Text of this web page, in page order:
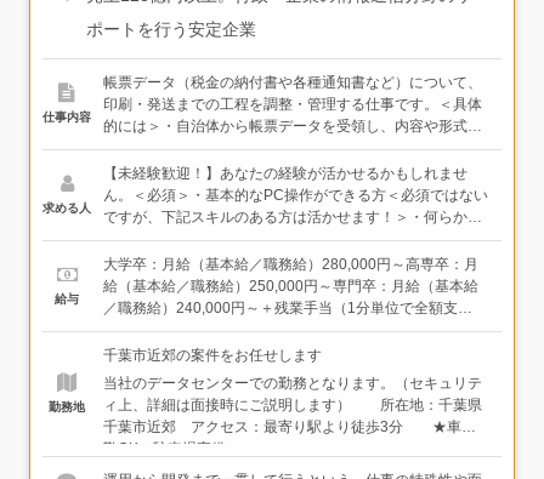
ポートを行う安定企業
仕事内容
帳票データ（税金の納付書や各種通知書など）について、
印刷・発送までの工程を調整・管理する仕事です。＜具体
的には＞・自治体から帳票データを受領し、内容や形式を
確認・紙の種類、サイズ、封入方法、発送方法などの仕様
整理・印刷用データへの加工・編集（プログラミング）・
印刷会社へのデータ引き渡し・スケジュール・工程管理
（自治体・社内・委託会社との調整）・納品物の最終確認
ることからスタート。先輩社員のサポートのもと、データ
確認や仕様整理、進行管理の補助業務を担当します。慣れ
てきたら、データのプログラミングに携わることも可能で
求める人
【未経験歓迎！】あなたの経験が活かせるかもしれませ
ん。＜必須＞・基本的なPC操作ができる方＜必須ではない
ですが、下記スキルのある方は活かせます！＞・何らかの
管理・調整業務経験（業界・職種不問）・VBA、Excelマク
ロが使える方・何らかの開発言語がわかる方＜こんな方に
向いています＞・物事を論理的に考えられる方・コミュニ
ケーションを取る仕事がしたい方・これからIT業界に挑戦
給与
大学卒：月給（基本給／職務給）280,000円～高専卒：月
給（基本給／職務給）250,000円～専門卒：月給（基本給
／職務給）240,000円～＋残業手当（1分単位で全額支
給）、通勤手当（全額）、養育手当（子1人15,000円）、
年末年始手当、資格手当など※最下限値は、新卒の場合の
スタート給与です。経験・年齢を考慮の上、当社規定によ
り優遇します。
勤務地
千葉市近郊の案件をお任せします
当社のデータセンターでの勤務となります。（セキュリテ
ィ上、詳細は面接時にご説明します） 所在地：千葉県
千葉市近郊 アクセス：最寄り駅より徒歩3分 ★車通
勤OK（駐車場完備）